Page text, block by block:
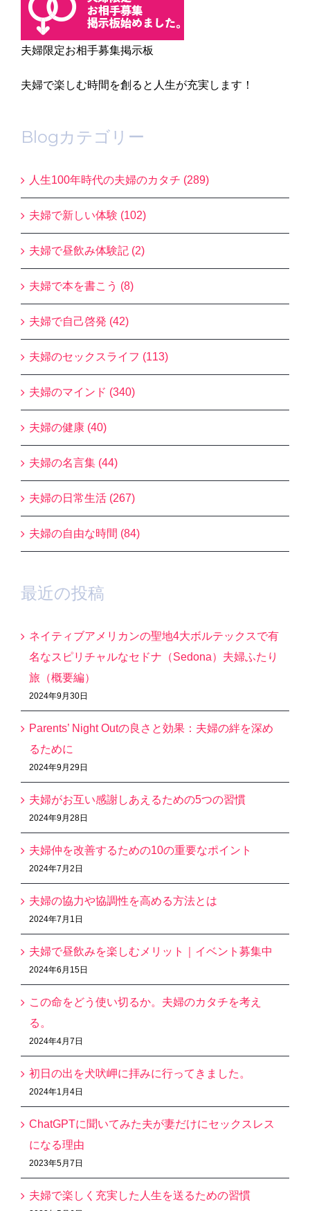
夫婦限定お相手募集掲示板
夫婦で楽しむ時間を創ると人生が充実します！
Blogカテゴリー
人生100年時代の夫婦のカタチ (289)
夫婦で新しい体験 (102)
夫婦で昼飲み体験記 (2)
夫婦で本を書こう (8)
夫婦で自己啓発 (42)
夫婦のセックスライフ (113)
夫婦のマインド (340)
夫婦の健康 (40)
夫婦の名言集 (44)
夫婦の日常生活 (267)
夫婦の自由な時間 (84)
最近の投稿
ネイティブアメリカンの聖地4大ボルテックスで有
名なスピリチャルなセドナ（Sedona）夫婦ふたり
旅（概要編）
2024年9月30日
Parents’ Night Outの良さと効果：夫婦の絆を深め
るために
2024年9月29日
夫婦がお互い感謝しあえるための5つの習慣
2024年9月28日
夫婦仲を改善するための10の重要なポイント
2024年7月2日
夫婦の協力や協調性を高める方法とは
2024年7月1日
夫婦で昼飲みを楽しむメリット｜イベント募集中
2024年6月15日
この命をどう使い切るか。夫婦のカタチを考え
る。
2024年4月7日
初日の出を犬吠岬に拝みに行ってきました。
2024年1月4日
ChatGPTに聞いてみた夫が妻だけにセックスレス
になる理由
2023年5月7日
夫婦で楽しく充実した人生を送るための習慣